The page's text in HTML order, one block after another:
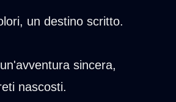
un destino scritto.
sincera,
nascosti.